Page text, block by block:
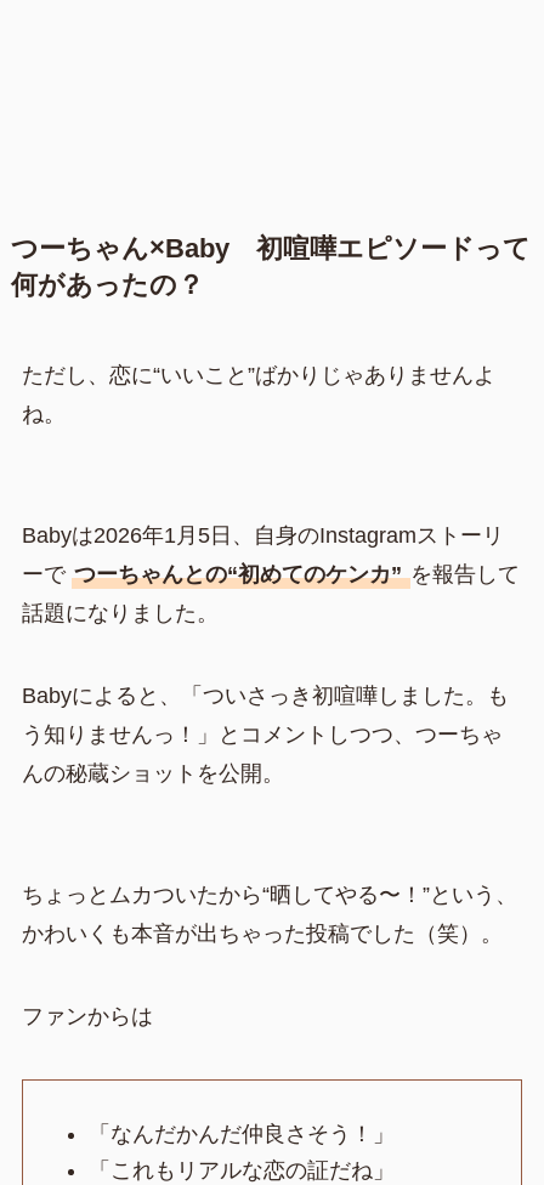
つーちゃん×Baby 初喧嘩エピソードって
何があったの？
ただし、恋に“いいこと”ばかりじゃありませんよ
ね。
Babyは2026年1月5日、自身のInstagramストーリ
ーで つーちゃんとの“初めてのケンカ” を報告して
話題になりました。
Babyによると、「ついさっき初喧嘩しました。も
う知りませんっ！」とコメントしつつ、つーちゃ
んの秘蔵ショットを公開。
ちょっとムカついたから“晒してやる〜！”という、
かわいくも本音が出ちゃった投稿でした（笑）。
ファンからは
「なんだかんだ仲良さそう！」
「これもリアルな恋の証だね」